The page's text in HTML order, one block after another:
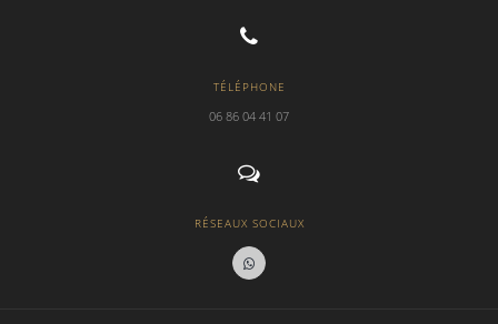
TÉLÉPHONE
06 86 04 41 07
RÉSEAUX SOCIAUX